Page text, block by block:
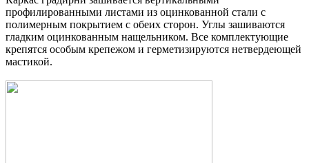
профилированными листами из оцинкованной стали с
полимерным покрытием с обеих сторон. Углы зашиваются
гладким оцинкованным нащельником. Все комплектующие
крепятся особым крепежом и герметизируются нетвердеющей
мастикой.